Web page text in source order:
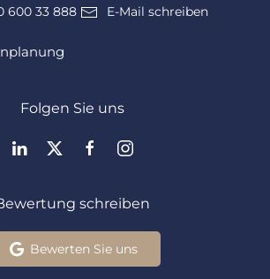
600 33 888 E-Mail schreiben
Folgen Sie uns
schreiben
Bewerten Sie uns